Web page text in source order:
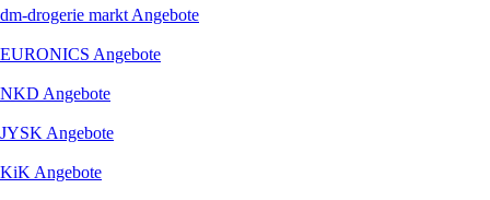
dm-drogerie markt Angebote
EURONICS Angebote
NKD Angebote
JYSK Angebote
KiK Angebote